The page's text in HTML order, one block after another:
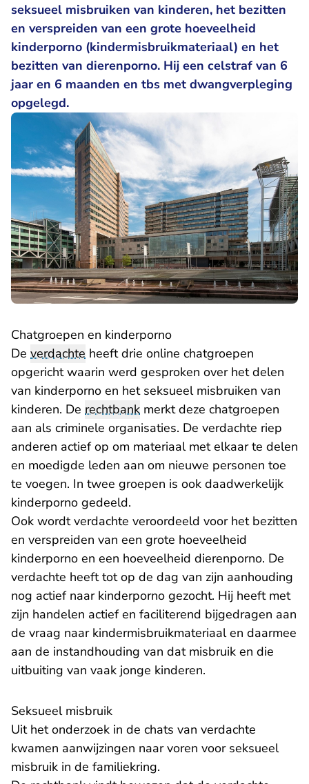
seksueel misbruiken van kinderen, het bezitten
en verspreiden van een grote hoeveelheid
kinderporno (kindermisbruikmateriaal) en het
bezitten van dierenporno. Hij een celstraf van 6
jaar en 6 maanden en tbs met dwangverpleging
opgelegd.
Chatgroepen en kinderporno
De verdachte heeft drie online chatgroepen
opgericht waarin werd gesproken over het delen
van kinderporno en het seksueel misbruiken van
kinderen. De rechtbank merkt deze chatgroepen
aan als criminele organisaties. De verdachte riep
anderen actief op om materiaal met elkaar te delen
en moedigde leden aan om nieuwe personen toe
te voegen. In twee groepen is ook daadwerkelijk
kinderporno gedeeld.
Ook wordt verdachte veroordeeld voor het bezitten
en verspreiden van een grote hoeveelheid
kinderporno en een hoeveelheid dierenporno. De
verdachte heeft tot op de dag van zijn aanhouding
nog actief naar kinderporno gezocht. Hij heeft met
zijn handelen actief en faciliterend bijgedragen aan
de vraag naar kindermisbruikmateriaal en daarmee
aan de instandhouding van dat misbruik en die
uitbuiting van vaak jonge kinderen.
Seksueel misbruik
Uit het onderzoek in de chats van verdachte
kwamen aanwijzingen naar voren voor seksueel
misbruik in de familiekring.